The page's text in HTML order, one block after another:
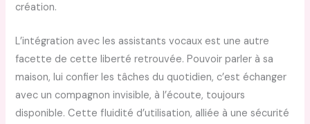
création.
L’intégration avec les assistants vocaux est une autre
facette de cette liberté retrouvée. Pouvoir parler à sa
maison, lui confier les tâches du quotidien, c’est échanger
avec un compagnon invisible, à l’écoute, toujours
disponible. Cette fluidité d’utilisation, alliée à une sécurité